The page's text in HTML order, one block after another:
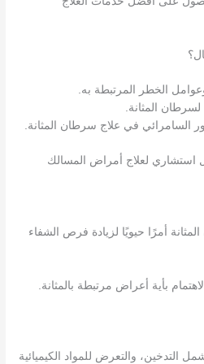
الخطر المرتبطة به.
لسرطان المثانة.
السامرائي في علاج سرطان المثانة.
استشاري لعلاج أمراض المسالك
أمرًا حيويًا لزيادة فرص الشفاء
بأية أعراض مرتبطة بالمثانة.
التدخين، والتعرض للمواد الكيميائية